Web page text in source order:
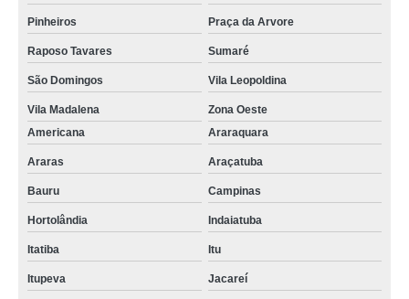
Pinheiros Praça da Arvore
Raposo Tavares Sumaré
São Domingos Vila Leopoldina
Vila Madalena
Zona Oeste
Americana
Araraquara
Araras Araçatuba
Bauru Campinas
Hortolândia Indaiatuba
Itatiba Itu
Itupeva Jacareí